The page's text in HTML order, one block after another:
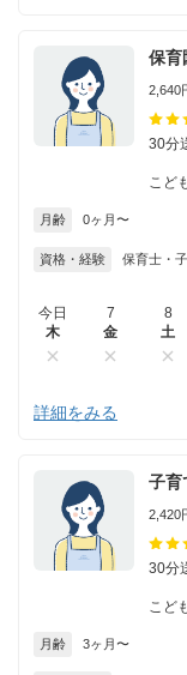
保育
2,640
30分
こど
月齢 0ヶ月〜
資格・経験 保育士・
今日
木
7
金
8
土
詳細をみる
子育
2,420
30分
こど
月齢 3ヶ月〜